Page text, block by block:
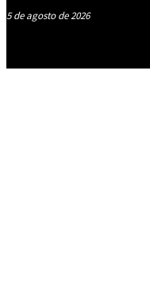
5 de agosto de 2026